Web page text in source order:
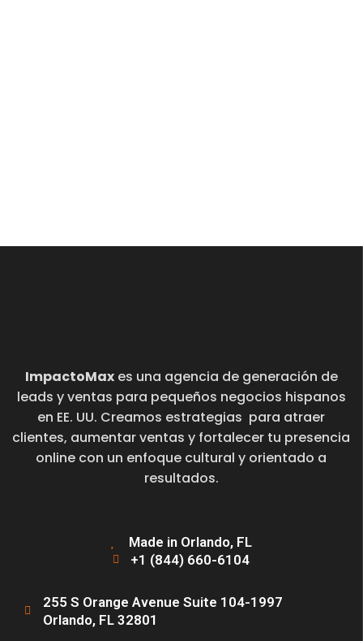
ImpactoMaxes una agencia de generación de
leads y ventas para pequeños negocios hispanos
en EE. UU. Creamos estrategias para atraer
clientes, aumentar ventas y fortalecer tu presencia
online con un enfoque cultural y orientado a
resultados.
Made in Orlando, FL
+1 (844) 660-6104
255 S Orange Avenue Suite 104-1997
Orlando, FL 32801